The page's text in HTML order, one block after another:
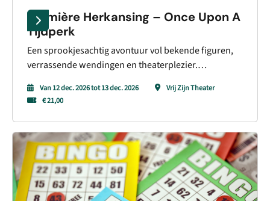
Première Herkansing – Once Upon A
Tijdperk
Een sprookjesachtig avontuur vol bekende figuren,
verrassende wendingen en theaterplezier.
een kleurrijke wereld vol fantasie tot leven in het Vrij
Zijn Theater.
Van 12 dec. 2026 tot 13 dec. 2026
Vrij Zijn Theater
€ 21,00